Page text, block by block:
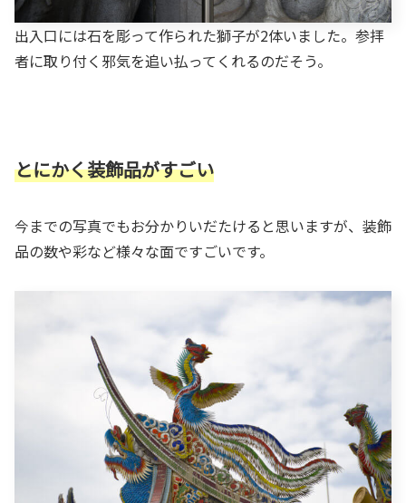
出入口には石を彫って作られた獅子が2体いました。参拝
者に取り付く邪気を追い払ってくれるのだそう。
とにかく装飾品がすごい
今までの写真でもお分かりいだたけると思いますが、装飾
品の数や彩など様々な面ですごいです。